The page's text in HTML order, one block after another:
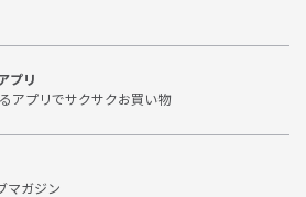
プリ
アプリでサクサクお買い物
マガジン